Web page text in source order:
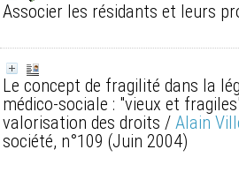
Associer les résidants et leurs
Le concept de fragilité dans la
médico-sociale : "vieux et
valorisation des droits / Alain
société, n°109 (Juin 2004)